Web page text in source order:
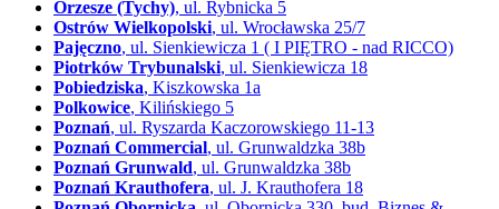
Orzesze (Tychy), ul. Rybnicka 5
Ostrów Wielkopolski, ul. Wrocławska 25/7
Pajęczno, ul. Sienkiewicza 1 ( I PIĘTRO - nad RICCO)
Piotrków Trybunalski, ul. Sienkiewicza 18
Pobiedziska, Kiszkowska 1a
Polkowice, Kilińskiego 5
Poznań, ul. Ryszarda Kaczorowskiego 11-13
Poznań Commercial, ul. Grunwaldzka 38b
Poznań Grunwald, ul. Grunwaldzka 38b
Poznań Krauthofera, ul. J. Krauthofera 18